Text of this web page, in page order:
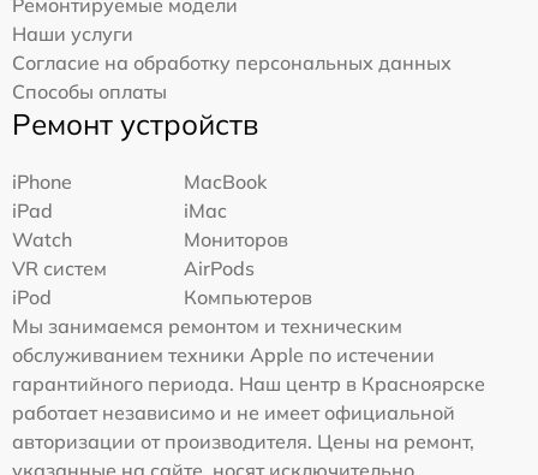
Наши услуги
Согласие на обработку персональных данных
Способы оплаты
Ремонт устройств
iPhone
MacBook
iPad
iMac
Watch
Мониторов
VR систем
AirPods
iPod
Компьютеров
Мы занимаемся ремонтом и техническим
обслуживанием техники Apple по истечении
гарантийного периода. Наш центр в Красноярске
работает независимо и не имеет официальной
авторизации от производителя. Цены на ремонт,
указанные на сайте, носят исключительно